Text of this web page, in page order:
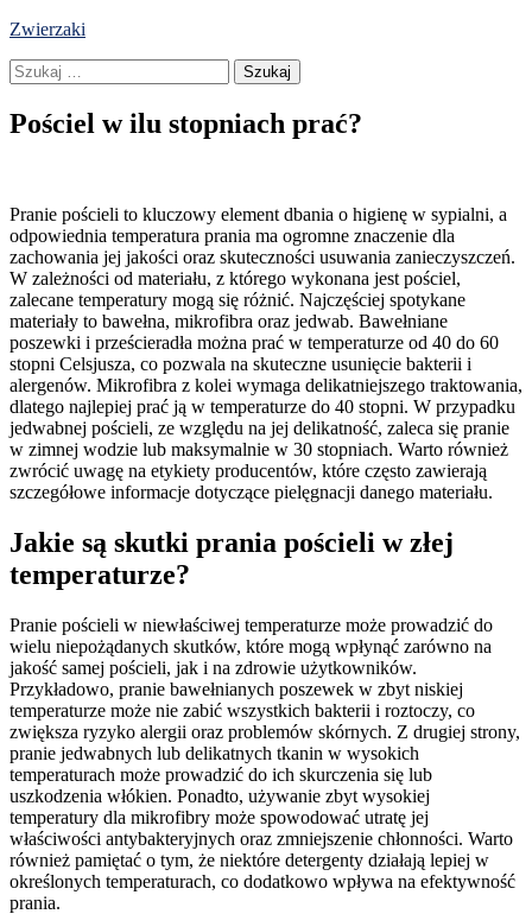
Skip
content
Zwierzaki
Szukaj:
Pościel w ilu stopniach prać?
Pranie pościeli to kluczowy element dbania o higienę w sypialni, a
odpowiednia temperatura prania ma ogromne znaczenie dla
zachowania jej jakości oraz skuteczności usuwania zanieczyszczeń.
W zależności od materiału, z którego wykonana jest pościel,
zalecane temperatury mogą się różnić. Najczęściej spotykane
materiały to bawełna, mikrofibra oraz jedwab. Bawełniane
poszewki i prześcieradła można prać w temperaturze od 40 do 60
stopni Celsjusza, co pozwala na skuteczne usunięcie bakterii i
alergenów. Mikrofibra z kolei wymaga delikatniejszego traktowania,
dlatego najlepiej prać ją w temperaturze do 40 stopni. W przypadku
jedwabnej pościeli, ze względu na jej delikatność, zaleca się pranie
w zimnej wodzie lub maksymalnie w 30 stopniach. Warto również
zwrócić uwagę na etykiety producentów, które często zawierają
szczegółowe informacje dotyczące pielęgnacji danego materiału.
Jakie są skutki prania pościeli w złej
temperaturze?
Pranie pościeli w niewłaściwej temperaturze może prowadzić do
wielu niepożądanych skutków, które mogą wpłynąć zarówno na
jakość samej pościeli, jak i na zdrowie użytkowników.
Przykładowo, pranie bawełnianych poszewek w zbyt niskiej
temperaturze może nie zabić wszystkich bakterii i roztoczy, co
zwiększa ryzyko alergii oraz problemów skórnych. Z drugiej strony,
pranie jedwabnych lub delikatnych tkanin w wysokich
temperaturach może prowadzić do ich skurczenia się lub
uszkodzenia włókien. Ponadto, używanie zbyt wysokiej
temperatury dla mikrofibry może spowodować utratę jej
właściwości antybakteryjnych oraz zmniejszenie chłonności. Warto
również pamiętać o tym, że niektóre detergenty działają lepiej w
określonych temperaturach, co dodatkowo wpływa na efektywność
prania.